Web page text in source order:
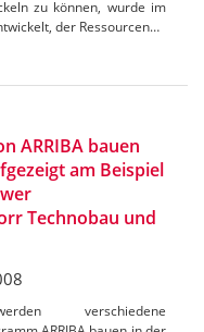
zu können, wurde im
der Ressourcen…
ARRIBA bauen
am Beispiel
Technobau und
verschiedene